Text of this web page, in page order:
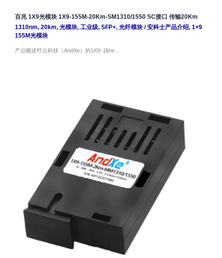
百兆 1X9光模块 1X9-155M-20Km-SM1310/1550 SC接口 传输20Km
1310nm, 20km, 光模块, 工业级, SFP+, 光纤模块/安科士产品介绍, 1×9
155M光模块
产品概述纤云科技（AndXe）的1X9- [&he…